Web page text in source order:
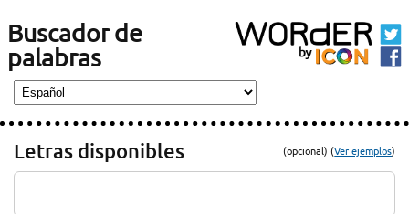
Buscador de
palabras
Letras disponibles (opcional) (Ver ejemplos)